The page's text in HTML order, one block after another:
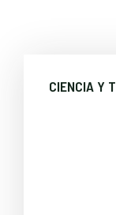
CIENCIA Y